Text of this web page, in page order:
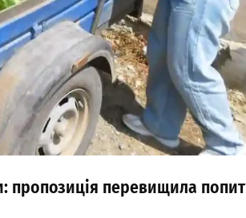
пропозиція перевищила попит